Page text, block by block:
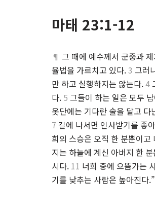
마태 23:1-12
¶ 그 때에 예수께서 군중과
율법을 가르치고 있다.3 그러
만 하고 실행하지는 않는다.4
다. 5 그들이 하는 일은 모두
옷단에는 기다란 술을 달고 다
7 길에 나서면 인사받기를 좋
희의 스승은 오직 한 분뿐이고
지는 하늘에 계신 아버지 한
시다. 11 너희 중에 으뜸가는
기를 낮추는 사람은 높아진다.”